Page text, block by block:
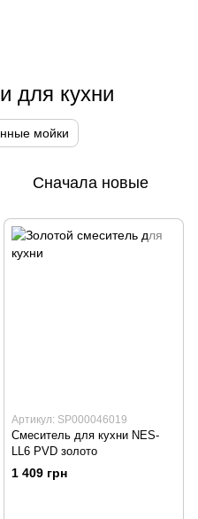
для кухни
мойки
Сначала новые
Артикул: SP000046019
Смеситель для кухни NES-
LL6 PVD золото
1 409 грн